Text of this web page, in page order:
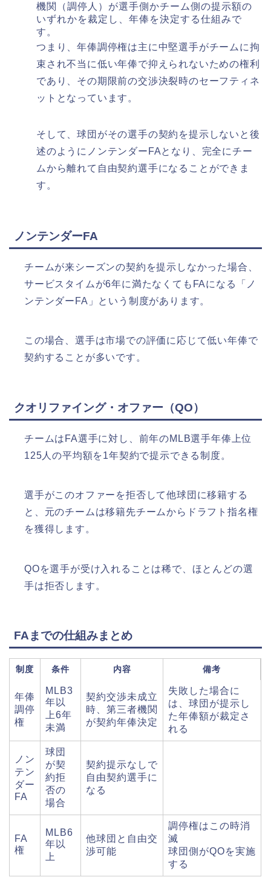
機関（調停人）が選手側かチーム側の提示額の
いずれかを裁定し、年俸を決定する仕組みで
す。
つまり、年俸調停権は主に中堅選手がチームに拘
束され不当に低い年俸で抑えられないための権利
であり、その期限前の交渉決裂時のセーフティネ
ットとなっています。
そして、球団がその選手の契約を提示しないと後
述のようにノンテンダーFAとなり、完全にチー
ムから離れて自由契約選手になることができま
す。
ノンテンダーFA
チームが来シーズンの契約を提示しなかった場合、
サービスタイムが6年に満たなくてもFAになる「ノ
ンテンダーFA」という制度があります。
この場合、選手は市場での評価に応じて低い年俸で
契約することが多いです。
クオリファイング・オファー（QO）
チームはFA選手に対し、前年のMLB選手年俸上位
125人の平均額を1年契約で提示できる制度。
選手がこのオファーを拒否して他球団に移籍する
と、元のチームは移籍先チームからドラフト指名権
を獲得します。
QOを選手が受け入れることは稀で、ほとんどの選
手は拒否します。
FAまでの仕組みまとめ
制度 条件 内容 備考
年俸
調停
権
MLB3
年以
上6年
未満
契約交渉未成立
時、第三者機関
が契約年俸決定
失敗した場合に
は、球団が提示し
た年俸額が裁定さ
れる
ノン
テン
ダー
FA
球団
が契
約拒
否の
場合
契約提示なしで
自由契約選手に
なる
FA
権
MLB6
年以
上
他球団と自由交
渉可能
調停権はこの時消
滅
球団側がQOを実施
する